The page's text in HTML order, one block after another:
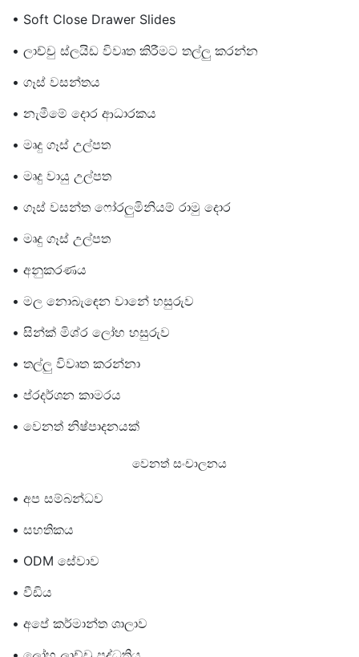
• Soft Close Drawer Slides
• ලාච්චු ස්ලයිඩ විවෘත කිරීමට තල්ලු කරන්න
• ගෑස් වසන්තය
• නැමීමේ දොර ආධාරකය
• මෘදු ගෑස් උල්පත
• මෘදු වායු උල්පත
• ගෑස් වසන්ත ෆෝරලුමිනියම් රාමු දොර
• මෘදු ගෑස් උල්පත
• අනුකරණය
• මල නොබැඳෙන වානේ හසුරුව
• සින්ක් මිශ්ර ලෝහ හසුරුව
• තල්ලු විවෘත කරන්නා
• ප්රදර්ශන කාමරය
• වෙනත් නිෂ්පාදනයක්
වෙනත් සංචාලනය
• අප සම්බන්ධව
• සහතිකය
• ODM සේවාව
• වීඩිය
• අපේ කර්මාන්ත ශාලාව